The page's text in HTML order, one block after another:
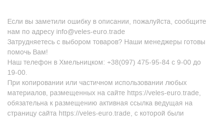
Если вы заметили ошибку в описании, пожалуйста, сообщите
нам по адресу info@veles-euro.trade
Затрудняетесь с выбором товаров? Наши менеджеры готовы
помочь Вам!
Наш телефон в Хмельницком: +38(097) 475-95-84 с 9-00 до
19-00.
При копировании или частичном использовании любых
материалов, размещенных на сайте https://veles-euro.trade,
обязательна к размещению активная ссылка ведущая на
страницу сайта https://veles-euro.trade, с которой были